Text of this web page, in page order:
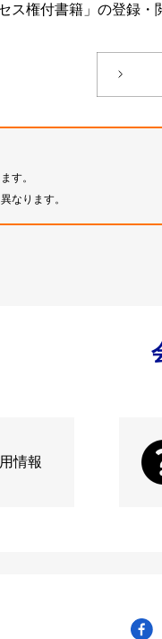
ス権付書籍」の登録・
す。
なります。
情報